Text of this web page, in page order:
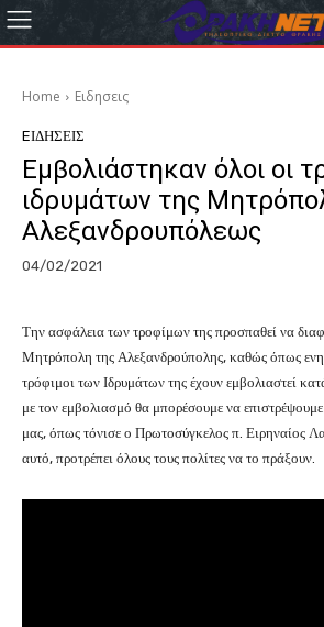
Home Eιδησεις
EΙΔΗΣΕΙΣ
Εμβολιάστηκαν όλοι οι
ιδρυμάτων της
Αλεξανδρουπόλεως
04/02/2021
Την ασφάλεια των τροφίμων της προσπαθεί να
Μητρόπολη της Αλεξανδρούπολης, καθώς όπως
τρόφιμοι των Ιδρυμάτων της έχουν εμβολιαστεί
με τον εμβολιασμό θα μπορέσουμε να
μας, όπως τόνισε ο Πρωτοσύγκελος π. Ειρηναίος
αυτό, προτρέπει όλους τους πολίτες να το πράξουν.